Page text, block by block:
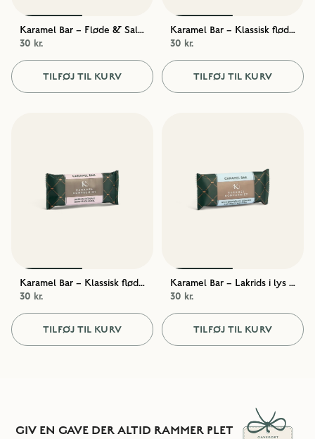
Karamel Bar – Fløde & Salt i mørk chokolade
30 kr.
TILFØJ TIL KURV
Karamel Bar – Klassisk fløde i lys chokolade
30 kr.
TILFØJ TIL KURV
Karamel Bar – Klassisk fløde i mørk chokolade
30 kr.
TILFØJ TIL KURV
Karamel Bar – Lakrids i lys chokolade
30 kr.
TILFØJ TIL KURV
GIV EN GAVE DER ALTID RAMMER PLET